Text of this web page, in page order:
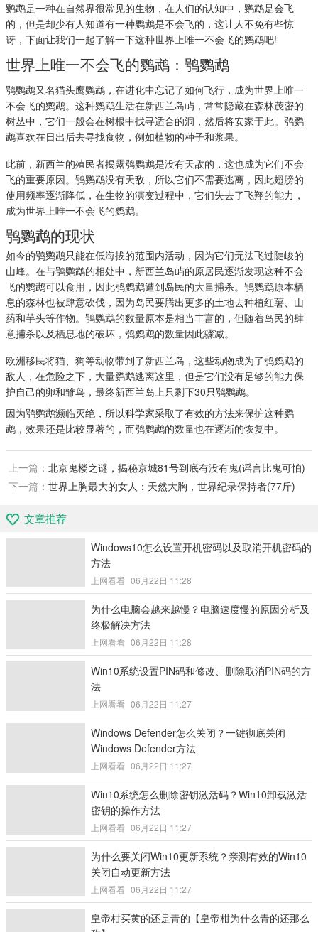
鹦鹉是一种在自然界很常见的生物，在人们的认知中，鹦鹉是会飞
的，但是却少有人知道有一种鹦鹉是不会飞的，这让人不免有些惊
讶，下面让我们一起了解一下这种世界上唯一不会飞的鹦鹉吧!
世界上唯一不会飞的鹦鹉：鸮鹦鹉
鸮鹦鹉又名猫头鹰鹦鹉，在进化中忘记了如何飞行，成为世界上唯一
不会飞的鹦鹉。这种鹦鹉生活在新西兰岛屿，常常隐藏在森林茂密的
树丛中，它们一般会在树根中找寻适合的洞，然后将安家于此。鸮鹦
鹉喜欢在日出后去寻找食物，例如植物的种子和浆果。
此前，新西兰的殖民者揭露鸮鹦鹉是没有天敌的，这也成为它们不会
飞的重要原因。鸮鹦鹉没有天敌，所以它们不需要逃离，因此翅膀的
使用频率逐渐降低，在生物的演变过程中，它们失去了飞翔的能力，
成为世界上唯一不会飞的鹦鹉。
鸮鹦鹉的现状
如今的鸮鹦鹉只能在低海拔的范围内活动，因为它们无法飞过陡峻的
山峰。在与鸮鹦鹉的相处中，新西兰岛屿的原居民逐渐发现这种不会
飞的鹦鹉可以食用，因此鸮鹦鹉遭到岛民的大量捕杀。鸮鹦鹉原本栖
息的森林也被肆意砍伐，因为岛民要腾出更多的土地去种植红薯、山
药和芋头等作物。鸮鹦鹉的数量原本是相当丰富的，但随着岛民的肆
意捕杀以及栖息地的破坏，鸮鹦鹉的数量因此骤减。
欧洲移民将猫、狗等动物带到了新西兰岛，这些动物成为了鸮鹦鹉的
敌人，在危险之下，大量鹦鹉逃离这里，但是它们没有足够的能力保
护自己的卵和雏鸟，最终新西兰岛上只剩下30只鸮鹦鹉。
因为鸮鹦鹉濒临灭绝，所以科学家采取了有效的方法来保护这种鹦
鹉，效果还是比较显著的，而鸮鹦鹉的数量也在逐渐的恢复中。
上一篇： 北京鬼楼之谜，揭秘京城81号到底有没有鬼(谣言比鬼可怕)
下一篇： 世界上胸最大的女人：天然大胸，世界纪录保持者(77斤)
文章推荐
Windows10怎么设置开机密码以及取消开机密码的
方法
上网看看 06月22日 11:28
为什么电脑会越来越慢？电脑速度慢的原因分析及
终极解决方法
上网看看 06月22日 11:28
Win10系统设置PIN码和修改、删除取消PIN码的方
法
上网看看 06月22日 11:27
Windows Defender怎么关闭？一键彻底关闭
Windows Defender方法
上网看看 06月22日 11:27
Win10系统怎么删除密钥激活码？Win10卸载激活
密钥的操作方法
上网看看 06月22日 11:27
为什么要关闭Win10更新系统？亲测有效的Win10
关闭自动更新方法
上网看看 06月22日 11:27
皇帝柑买黄的还是青的【皇帝柑为什么青的还那么